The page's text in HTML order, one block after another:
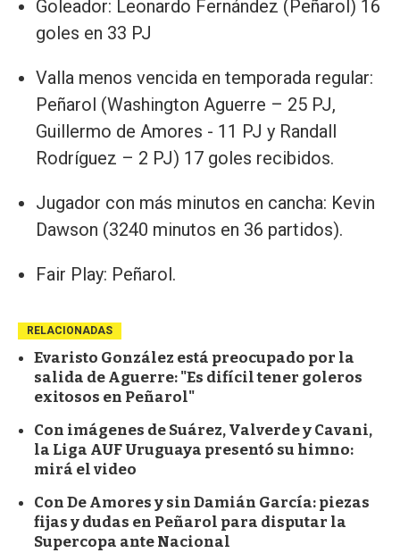
Goleador: Leonardo Fernández (Peñarol) 16
goles en 33 PJ
Valla menos vencida en temporada regular:
Peñarol (Washington Aguerre – 25 PJ,
Guillermo de Amores - 11 PJ y Randall
Rodríguez – 2 PJ) 17 goles recibidos.
Jugador con más minutos en cancha: Kevin
Dawson (3240 minutos en 36 partidos).
Fair Play: Peñarol.
RELACIONADAS
Evaristo González está preocupado por la
salida de Aguerre: "Es difícil tener goleros
exitosos en Peñarol"
Con imágenes de Suárez, Valverde y Cavani,
la Liga AUF Uruguaya presentó su himno:
mirá el video
Con De Amores y sin Damián García: piezas
fijas y dudas en Peñarol para disputar la
Supercopa ante Nacional